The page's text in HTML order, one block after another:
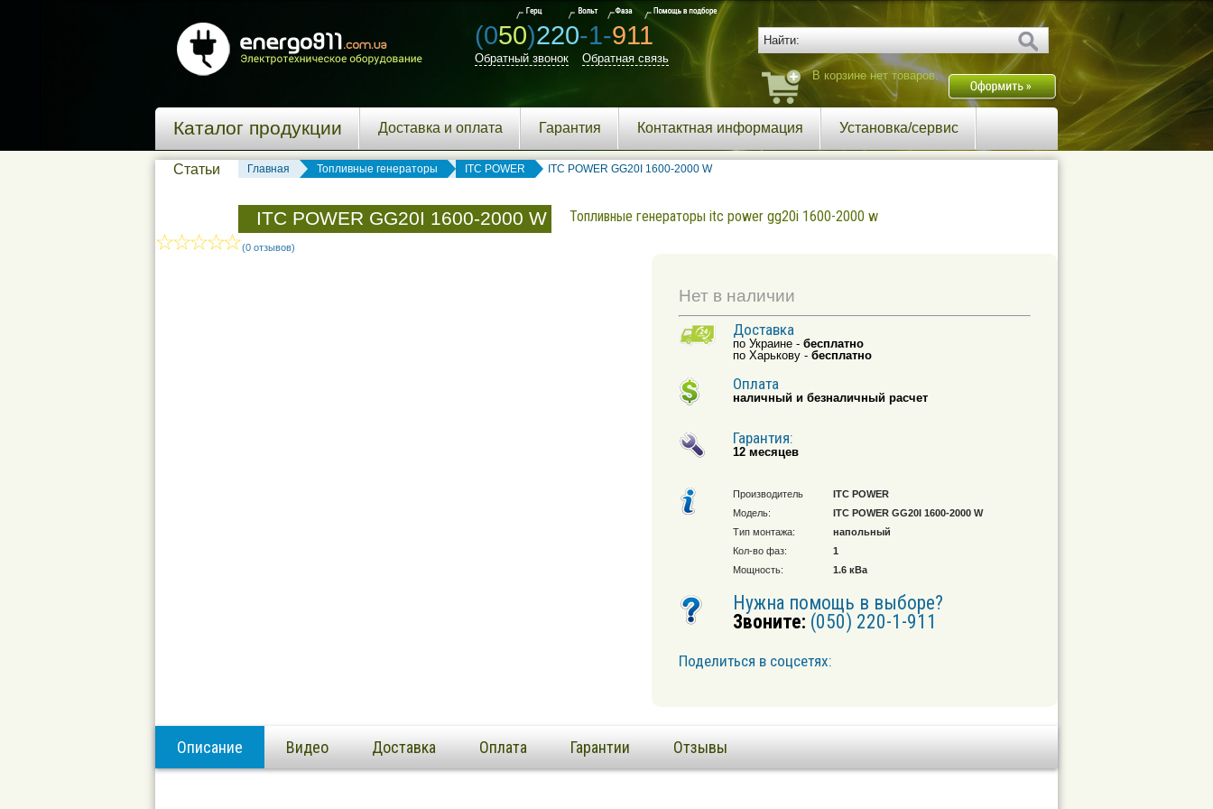
(050)220-1-911
Обратный звонок
Обратная связь
В корзине нет товаров.
Каталог продукции Доставка и оплата Гарантия Контактная информация Установка/сервис
Статьи Главная Топливные генераторы ITC POWER ITC POWER GG20I 1600-2000 W
ITC POWER GG20I 1600-2000 W Топливные генераторы itc power gg20i 1600-2000 w
(0 отзывов)
Нет в наличии
Доставка
по Украине - бесплатно
по Харькову - бесплатно
Оплата
наличный и безналичный расчет
Гарантия:
12 месяцев
Производитель
ITC POWER
Модель:
ITC POWER GG20I 1600-2000 W
Тип монтажа:
напольный
Кол-во фаз:
1
Мощность:
1.6 кВа
Нужна помощь в выборе?
Звоните: (050) 220-1-911
Поделиться в соцсетях:
Описание Видео Доставка Оплата Гарантии Отзывы